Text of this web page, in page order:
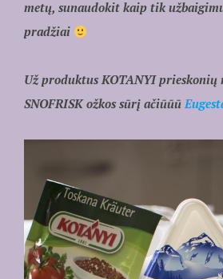
metų, sunaudokit kaip tik
pradžiai
Už produktus KOTANYI
SNOFRISK ožkos sūrį ačiūūū